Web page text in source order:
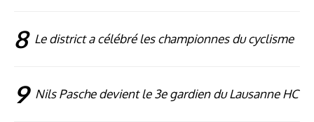
8 Le district a célébré les championnes du cyclisme
9 Nils Pasche devient le 3e gardien du Lausanne HC